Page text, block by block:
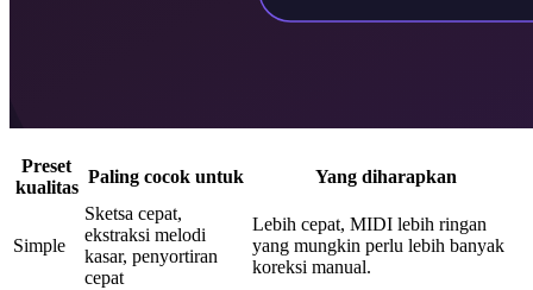
Preset
kualitas
Paling cocok untuk Yang diharapkan
Simple
Sketsa cepat,
ekstraksi melodi
kasar, penyortiran
cepat
Lebih cepat, MIDI lebih ringan
yang mungkin perlu lebih banyak
koreksi manual.